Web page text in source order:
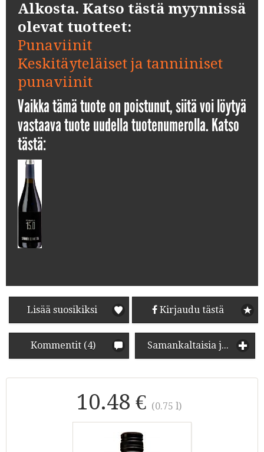
Alkosta. Katso tästä myynnissä
olevat tuotteet:
Punaviinit
Keskitäyteläiset ja tanniiniset
punaviinit
Vaikka tämä tuote on poistunut, siitä voi löytyä
vastaava tuote uudella tuotenumerolla. Katso
tästä:
Lisää suosikiksi Kirjaudu tästä
Kommentit (4) Samankaltaisia juomia
10.48 € (0.75 l)